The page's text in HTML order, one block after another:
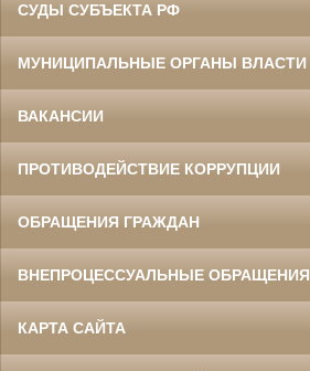
СУДЫ СУБЪЕКТА РФ
МУНИЦИПАЛЬНЫЕ ОРГАНЫ ВЛАСТИ
ВАКАНСИИ
ПРОТИВОДЕЙСТВИЕ КОРРУПЦИИ
ОБРАЩЕНИЯ ГРАЖДАН
ВНЕПРОЦЕССУАЛЬНЫЕ ОБРАЩЕНИЯ
КАРТА САЙТА